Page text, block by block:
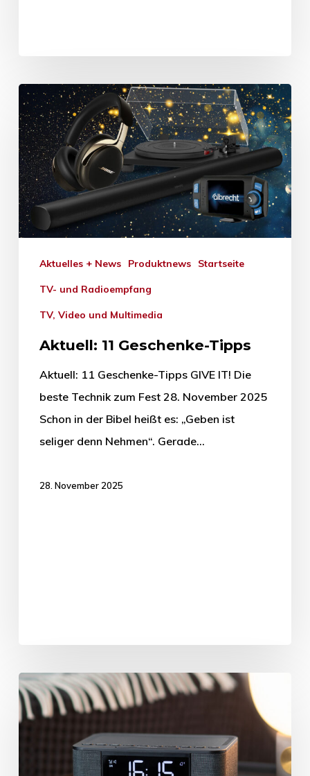
Aktuelles + News Produktnews Startseite
TV- und Radioempfang
TV, Video und Multimedia
Aktuell: 11 Geschenke-Tipps
Aktuell: 11 Geschenke-Tipps GIVE IT! Die
beste Technik zum Fest 28. November 2025
Schon in der Bibel heißt es: „Geben ist
seliger denn Nehmen“. Gerade…
28. November 2025